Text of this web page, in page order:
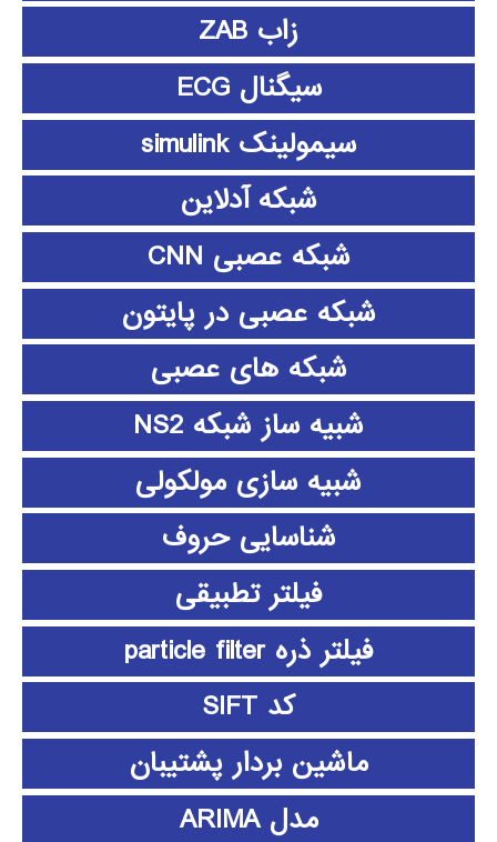
زاب ZAB
سیگنال ECG
سیمولینک simulink
شبکه آدلاین
شبکه عصبی CNN
شبکه عصبی در پایتون
شبکه های عصبی
شبیه ساز شبکه NS2
شبیه سازی مولکولی
شناسایی حروف
فیلتر تطبیقی
فیلتر ذره particle filter
کد SIFT
ماشین بردار پشتیبان
مدل ARIMA